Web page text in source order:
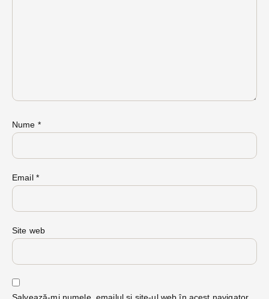
Nume *
Email *
Site web
Salvează-mi numele, emailul și site-ul web în acest navigator